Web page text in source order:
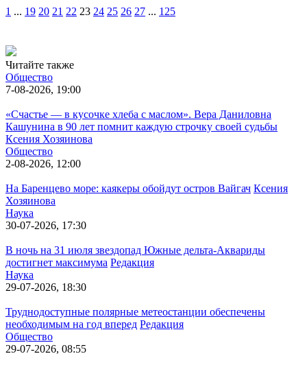
1 ... 19 20 21 22 23 24 25 26 27 ... 125
Читайте также
Общество
7-08-2026, 19:00
«Счастье — в кусочке хлеба с маслом». Вера Даниловна
Кашунина в 90 лет помнит каждую строчку своей судьбы
Ксения Хозяинова
Общество
2-08-2026, 12:00
На Баренцево море: каякеры обойдут остров Вайгач Ксения
Хозяинова
Наука
30-07-2026, 17:30
В ночь на 31 июля звездопад Южные дельта-Аквариды
достигнет максимума Редакция
Наука
29-07-2026, 18:30
Труднодоступные полярные метеостанции обеспечены
необходимым на год вперед Редакция
Общество
29-07-2026, 08:55